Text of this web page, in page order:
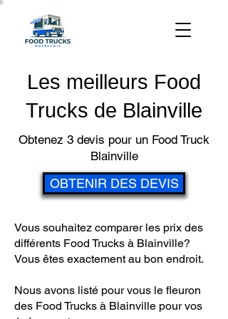
Les meilleurs Food
Trucks de Blainville
Obtenez 3 devis pour un Food Truck
Blainville
OBTENIR DES DEVIS
Vous souhaitez comparer les prix des
différents Food Trucks à Blainville?
Vous êtes exactement au bon endroit.
Nous avons listé pour vous le fleuron
des Food Trucks à Blainville pour vos